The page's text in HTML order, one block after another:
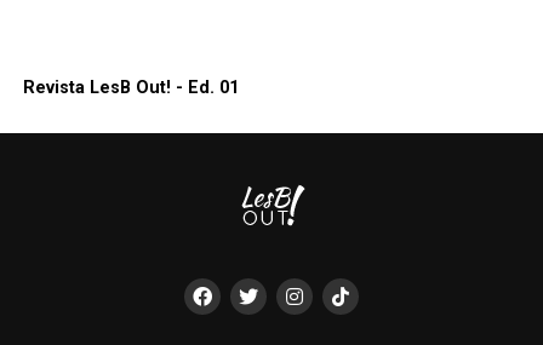
Revista LesB Out! - Ed. 01